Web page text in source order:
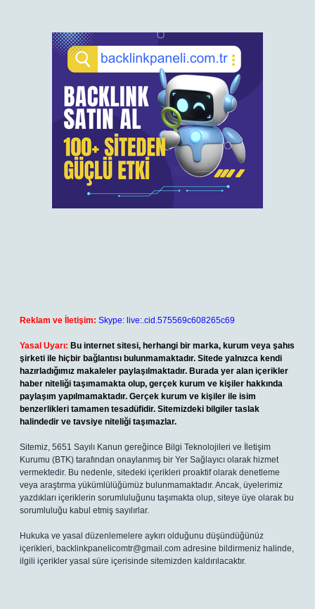
Reklam ve İletişim: Skype: live:.cid.575569c608265c69
Yasal Uyarı: Bu internet sitesi, herhangi bir marka, kurum veya şahıs
şirketi ile hiçbir bağlantısı bulunmamaktadır. Sitede yalnızca kendi
hazırladığımız makaleler paylaşılmaktadır. Burada yer alan içerikler
haber niteliği taşımamakta olup, gerçek kurum ve kişiler hakkında
paylaşım yapılmamaktadır. Gerçek kurum ve kişiler ile isim
benzerlikleri tamamen tesadüfidir. Sitemizdeki bilgiler taslak
halindedir ve tavsiye niteliği taşımazlar.
Sitemiz, 5651 Sayılı Kanun gereğince Bilgi Teknolojileri ve İletişim
Kurumu (BTK) tarafından onaylanmış bir Yer Sağlayıcı olarak hizmet
vermektedir. Bu nedenle, sitedeki içerikleri proaktif olarak denetleme
veya araştırma yükümlülüğümüz bulunmamaktadır. Ancak, üyelerimiz
yazdıkları içeriklerin sorumluluğunu taşımakta olup, siteye üye olarak bu
sorumluluğu kabul etmiş sayılırlar.
Hukuka ve yasal düzenlemelere aykırı olduğunu düşündüğünüz
içerikleri, backlinkpanelicomtr@gmail.com adresine bildirmeniz halinde,
ilgili içerikler yasal süre içerisinde sitemizden kaldırılacaktır.